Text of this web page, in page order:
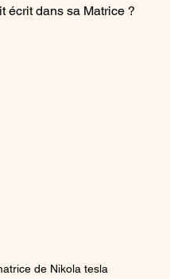
écrit dans sa Matrice ?
de Nikola tesla